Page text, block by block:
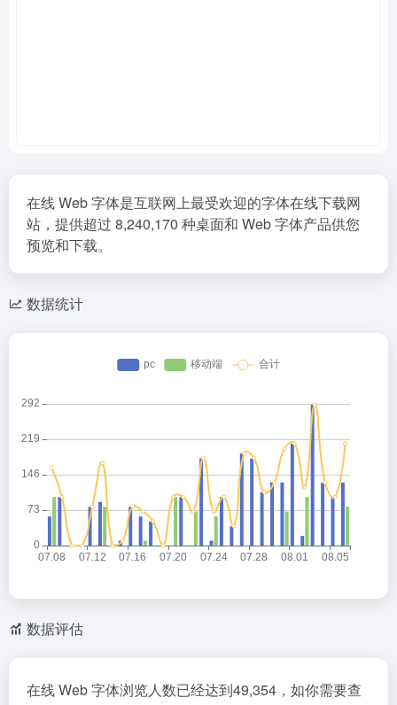
在线 Web 字体是互联网上最受欢迎的字体在线下载网
站，提供超过 8,240,170 种桌面和 Web 字体产品供您
预览和下载。
数据统计
数据评估
在线 Web 字体浏览人数已经达到49,354，如你需要查